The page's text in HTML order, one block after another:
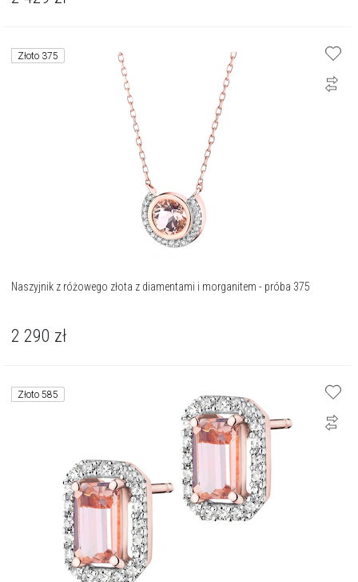
Złoto 375
Naszyjnik z różowego złota z diamentami i morganitem - próba 375
2 290 zł
Złoto 585